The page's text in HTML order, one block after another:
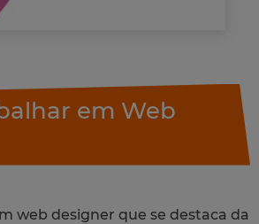
em Web
web designer que se destaca da